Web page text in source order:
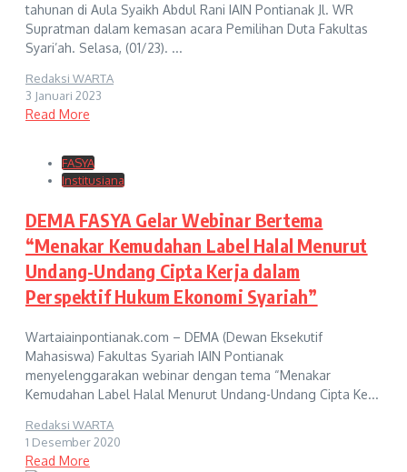
tahunan di Aula Syaikh Abdul Rani IAIN Pontianak Jl. WR
Supratman dalam kemasan acara Pemilihan Duta Fakultas
Syari’ah. Selasa, (01/23). ...
Redaksi WARTA
3 Januari 2023
Read More
FASYA
Institusiana
DEMA FASYA Gelar Webinar Bertema
“Menakar Kemudahan Label Halal Menurut
Undang-Undang Cipta Kerja dalam
Perspektif Hukum Ekonomi Syariah”
Wartaiainpontianak.com – DEMA (Dewan Eksekutif
Mahasiswa) Fakultas Syariah IAIN Pontianak
menyelenggarakan webinar dengan tema “Menakar
Kemudahan Label Halal Menurut Undang-Undang Cipta Ke...
Redaksi WARTA
1 Desember 2020
Read More